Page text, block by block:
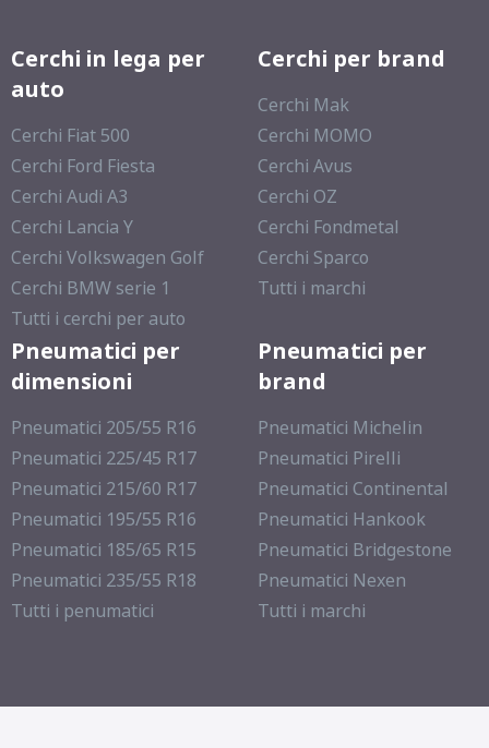
Cerchi in lega per
auto
Cerchi Fiat 500
Cerchi Ford Fiesta
Cerchi Audi A3
Cerchi Lancia Y
Cerchi Volkswagen Golf
Cerchi BMW serie 1
Tutti i cerchi per auto
Cerchi per brand
Cerchi Mak
Cerchi MOMO
Cerchi Avus
Cerchi OZ
Cerchi Fondmetal
Cerchi Sparco
Tutti i marchi
Pneumatici per
dimensioni
Pneumatici 205/55 R16
Pneumatici 225/45 R17
Pneumatici 215/60 R17
Pneumatici 195/55 R16
Pneumatici 185/65 R15
Pneumatici 235/55 R18
Tutti i penumatici
Pneumatici per
brand
Pneumatici Michelin
Pneumatici Pirelli
Pneumatici Continental
Pneumatici Hankook
Pneumatici Bridgestone
Pneumatici Nexen
Tutti i marchi